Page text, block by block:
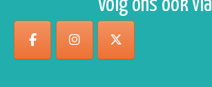
Volg ons ook via